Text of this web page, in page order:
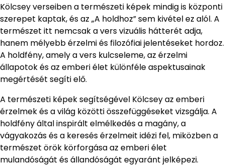
Kölcsey verseiben a természeti képek mindig is központi
szerepet kaptak, és az „A holdhoz” sem kivétel ez alól. A
természet itt nemcsak a vers vizuális hátterét adja,
hanem mélyebb érzelmi és filozófiai jelentéseket hordoz.
A holdfény, amely a vers kulcseleme, az érzelmi
állapotok és az emberi élet különféle aspektusainak
megértését segíti elő.
A természeti képek segítségével Kölcsey az emberi
érzelmek és a világ közötti összefüggéseket vizsgálja. A
holdfény által inspirált elmélkedés a magány, a
vágyakozás és a keresés érzelmeit idézi fel, miközben a
természet örök körforgása az emberi élet
mulandóságát és állandóságát egyaránt jelképezi.